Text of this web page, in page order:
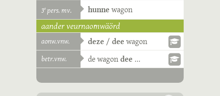
3e pers. mv. hunne wagon
aander veurnaomwäörd
aonw.vnw. deze / dee wagon
betr.vnw. dewagondee ...